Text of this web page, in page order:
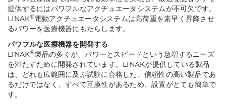
提供するにはパワフルなアクチュエータシステムが不可欠です。
LINAK®電動アクチュエータシステムは高荷重を素早く昇降させ
るパワーを医療機器にもたらします。
パワフルな医療機器を開発する
LINAK®製品の多くが、パワーとスピードという急増するニーズ
を満たすために開発されています。LINAKが提供している製品
は、どれも広範囲に及ぶ試験に合格した、信頼性の高い製品であ
るだけではなく、すべて互換性があるため、設置がとても簡単で
す。